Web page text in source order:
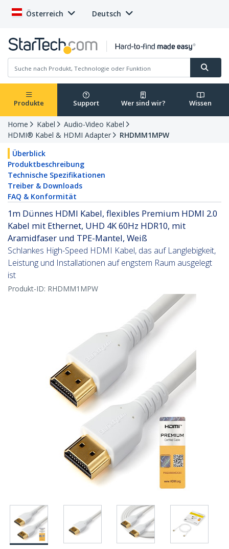
Österreich Deutsch
Produkte Support Wer sind wir? Wissen
Home Kabel
Audio-Video Kabel
HDMI® Kabel & HDMI Adapter
RHDMM1MPW
Überblick
Produktbeschreibung
Technische Spezifikationen
Treiber & Downloads
FAQ & Konformität
1m Dünnes HDMI Kabel, flexibles Premium HDMI 2.0
Kabel mit Ethernet, UHD 4K 60Hz HDR10, mit
Aramidfaser und TPE-Mantel, Weiß
Schlankes High-Speed HDMI Kabel, das auf Langlebigkeit,
Leistung und Installationen auf engstem Raum ausgelegt
ist
Produkt-ID: RHDMM1MPW